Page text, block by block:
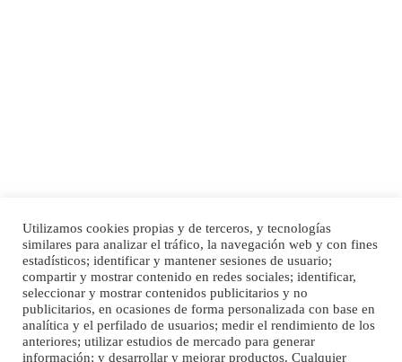
SHIBA PERDIDO AVDA JOSE MESA Y LOPEZ
PERRO MACHO RAZA SHIBA CON MICROCHIP PERDIDO HOY 06/07/2025 ZONA
MESA Y LOPEZ. ES MUY ASUSTADIZO
Leales.org » Gran Canaria | 6.7.2025
Inicio Publicidad
Política de privacidad
Aviso Legal
Cláusula de Cookies
Enlaces de interés
Utilizamos cookies propias y de terceros, y tecnologías
similares para analizar el tráfico, la navegación web y con fines
estadísticos; identificar y mantener sesiones de usuario;
compartir y mostrar contenido en redes sociales; identificar,
seleccionar y mostrar contenidos publicitarios y no
publicitarios, en ocasiones de forma personalizada con base en
analítica y el perfilado de usuarios; medir el rendimiento de los
anteriores; utilizar estudios de mercado para generar
información; y desarrollar y mejorar productos. Cualquier